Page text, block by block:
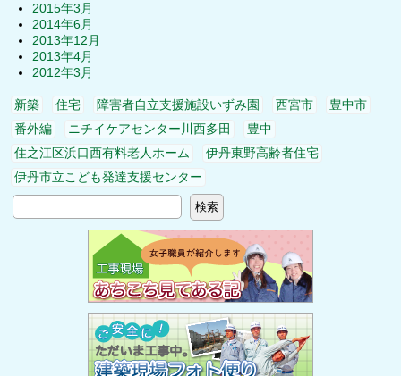
2015年3月
2014年6月
2013年12月
2013年4月
2012年3月
新築 住宅 障害者自立支援施設いずみ園 西宮市
豊中市
番外編
ニチイケアセンター川西多田
豊中
住之江区浜口西有料老人ホーム
伊丹東野高齢者住宅
伊丹市立こども発達支援センター